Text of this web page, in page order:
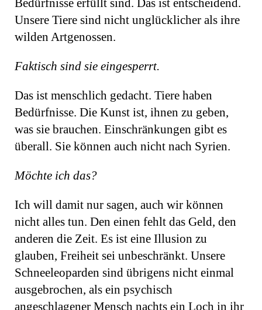
Bedürfnisse erfüllt sind. Das ist entscheidend.
Unsere Tiere sind nicht unglücklicher als ihre
wilden Artgenossen.
Faktisch sind sie eingesperrt.
Das ist menschlich gedacht. Tiere haben
Bedürfnisse. Die Kunst ist, ihnen zu geben,
was sie brauchen. Einschränkungen gibt es
überall. Sie können auch nicht nach Syrien.
Möchte ich das?
Ich will damit nur sagen, auch wir können
nicht alles tun. Den einen fehlt das Geld, den
anderen die Zeit. Es ist eine Illusion zu
glauben, Freiheit sei unbeschränkt. Unsere
Schneeleoparden sind übrigens nicht einmal
ausgebrochen, als ein psychisch
angeschlagener Mensch nachts ein Loch in ihr